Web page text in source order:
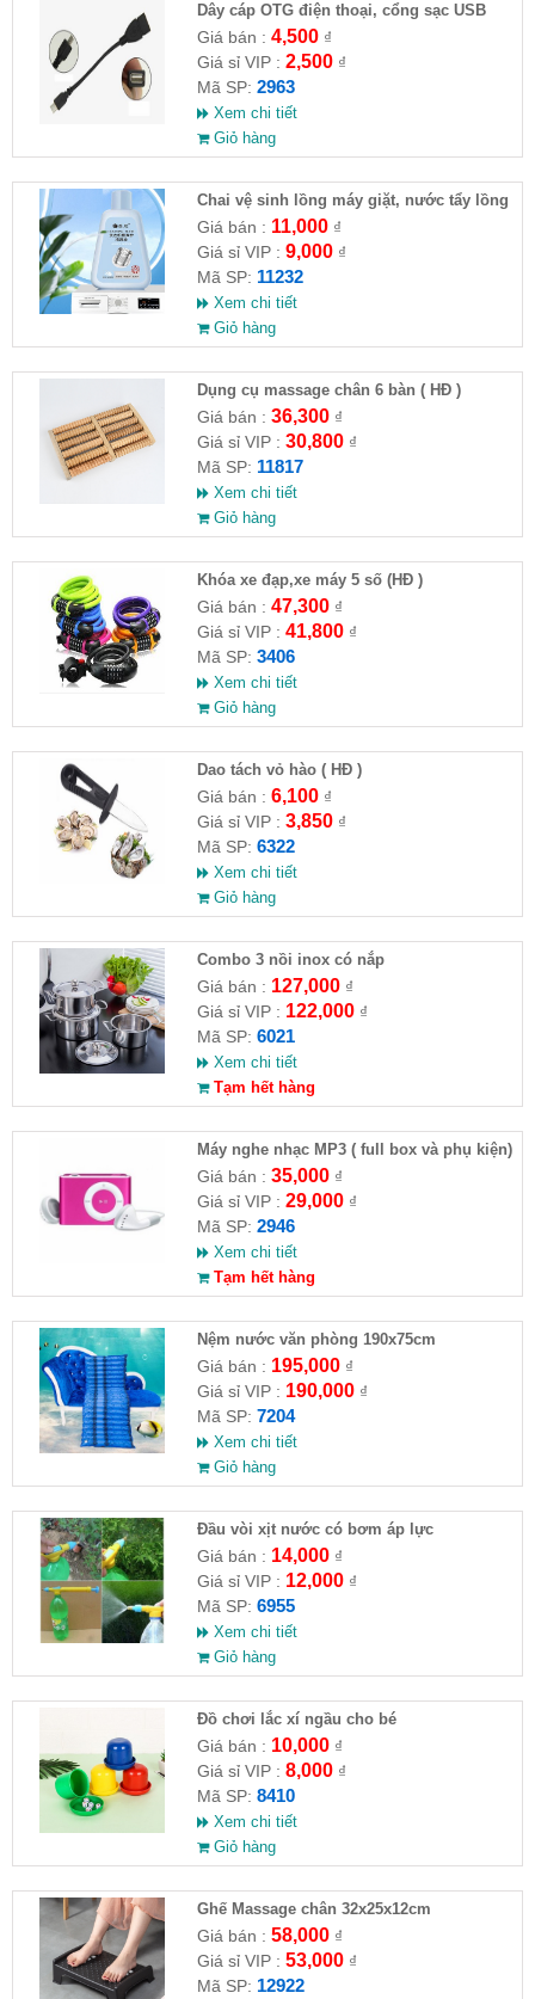
Dây cáp OTG điện thoại, cổng sạc USB
Giá bán : 4,500₫
Giá sỉ VIP : 2,500₫
Mã SP: 2963
Xem chi tiết
Giỏ hàng
Chai vệ sinh lồng máy giặt, nước tẩy lồng
máy giặt CLEANING FLUID
Giá bán : 11,000₫
Giá sỉ VIP : 9,000₫
Mã SP: 11232
Xem chi tiết
Giỏ hàng
Dụng cụ massage chân 6 bàn ( HĐ )
Giá bán : 36,300₫
Giá sỉ VIP : 30,800₫
Mã SP: 11817
Xem chi tiết
Giỏ hàng
Khóa xe đạp,xe máy 5 số (HĐ )
Giá bán : 47,300₫
Giá sỉ VIP : 41,800₫
Mã SP: 3406
Xem chi tiết
Giỏ hàng
Dao tách vỏ hào ( HĐ )
Giá bán : 6,100₫
Giá sỉ VIP : 3,850₫
Mã SP: 6322
Xem chi tiết
Giỏ hàng
Combo 3 nồi inox có nắp
Giá bán : 127,000₫
Giá sỉ VIP : 122,000₫
Mã SP: 6021
Xem chi tiết
Tạm hết hàng
Máy nghe nhạc MP3 ( full box và phụ kiện)
Giá bán : 35,000₫
Giá sỉ VIP : 29,000₫
Mã SP: 2946
Xem chi tiết
Tạm hết hàng
Nệm nước văn phòng 190x75cm
Giá bán : 195,000₫
Giá sỉ VIP : 190,000₫
Mã SP: 7204
Xem chi tiết
Giỏ hàng
Đầu vòi xịt nước có bơm áp lực
Giá bán : 14,000₫
Giá sỉ VIP : 12,000₫
Mã SP: 6955
Xem chi tiết
Giỏ hàng
Đồ chơi lắc xí ngầu cho bé
Giá bán : 10,000₫
Giá sỉ VIP : 8,000₫
Mã SP: 8410
Xem chi tiết
Giỏ hàng
Ghế Massage chân 32x25x12cm
Giá bán : 58,000₫
Giá sỉ VIP : 53,000₫
Mã SP: 12922